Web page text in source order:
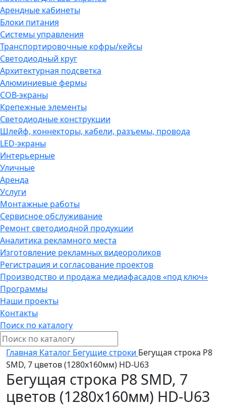
Арендные кабинеты
Блоки питания
Системы управления
Транспортировочные кофры/кейсы
Светодиодный круг
Архитектурная подсветка
Алюминиевые фермы
COB-экраны
Крепежные элементы
Светодиодные конструкции
Шлейф, коннекторы, кабели, разъемы, провода
LED-экраны
Интерьерные
Уличные
Аренда
Услуги
Монтажные работы
Сервисное обслуживание
Ремонт светодиодной продукции
Аналитика рекламного места
Изготовление рекламных видеороликов
Регистрация и согласование проектов
Производство и продажа медиафасадов «под ключ»
Программы
Наши проекты
Контакты
Поиск по каталогу
Главная Каталог Бегущие строки Бегущая строка Р8
SMD, 7 цветов (1280x160мм) HD-U63
Бегущая строка Р8 SMD, 7
цветов (1280x160мм) HD-U63